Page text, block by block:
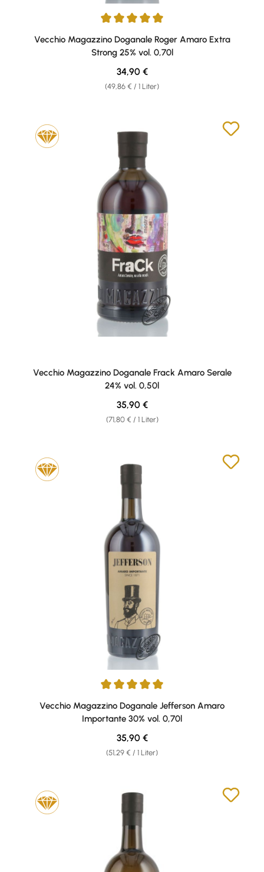
Durchschnittliche Bewertung von 5 von 5 Sternen
Vecchio Magazzino Doganale Roger Amaro Extra
Strong 25% vol. 0,70l
(49,86 € / 1 Liter)
Regulärer Preis:
34,90 €
Vecchio Magazzino Doganale Frack Amaro Serale
24% vol. 0,50l
(71,80 € / 1 Liter)
Regulärer Preis:
35,90 €
Durchschnittliche Bewertung von 5 von 5 Sternen
Vecchio Magazzino Doganale Jefferson Amaro
Importante 30% vol. 0,70l
(51,29 € / 1 Liter)
Regulärer Preis:
35,90 €